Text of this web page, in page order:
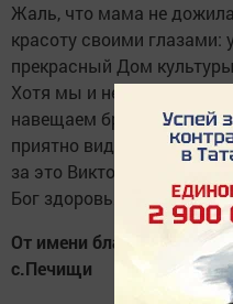
Жаль, что мама не
красоту своими глазами:
прекрасный Дом
Хотя мы и не живем
навещаем брата,
приятно видеть, что
за это Виктору
Бог здоровья и успехов
От имени благодарных
с.Печищи